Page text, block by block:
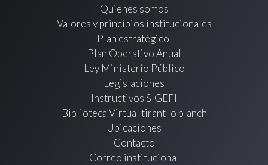
Quienes somos
Valores y principios institucionales
Plan estratégico
Plan Operativo Anual
Ley Ministerio Público
Legislaciones
Instructivos SIGEFI
Biblioteca Virtual tirant lo blanch
Ubicaciones
Contacto
Correo institucional